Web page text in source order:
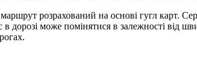
розрахований на основі гугл карт.
може помінятися в залежності від